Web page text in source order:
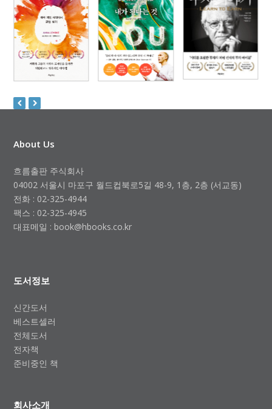
About Us
흐름출판 주식회사
04002 서울시 마포구 월드컵북로5길 48-9, 1층, 2층 (서교동)
전화 : 02-325-4944
팩스 : 02-325-4945
대표메일 : book@hbooks.co.kr
도서정보
신간도서
베스트셀러
전체도서
전자책
준비중인 책
회사소개